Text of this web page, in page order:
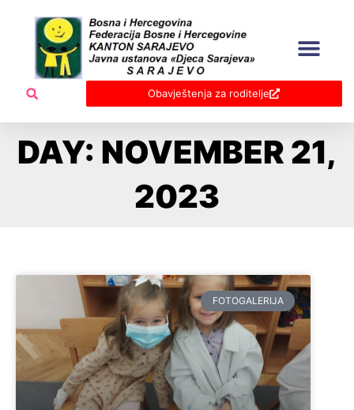
content
Obavještenja za roditelje
DAY: NOVEMBER 21,
2023
FOTOGALERIJA